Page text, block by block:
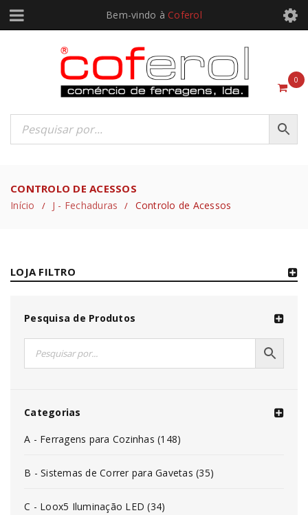
Bem-vindo à Coferol
0
CONTROLO DE ACESSOS
Início / J - Fechaduras / Controlo de Acessos
LOJA FILTRO
Pesquisa de Produtos
Categorias
A - Ferragens para Cozinhas (148)
B - Sistemas de Correr para Gavetas (35)
C - Loox5 Iluminação LED (34)